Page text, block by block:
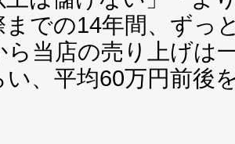
までの14年間、ずっ
ら当店の売り上げは
い、平均60万円前後